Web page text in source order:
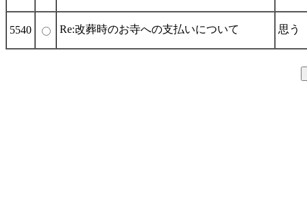
5540 Re:改葬時のお寺への支払いについて 思う